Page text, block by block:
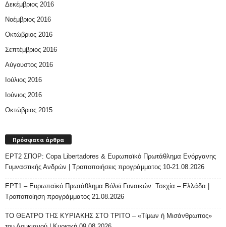
Δεκέμβριος 2016
Νοέμβριος 2016
Οκτώβριος 2016
Σεπτέμβριος 2016
Αύγουστος 2016
Ιούλιος 2016
Ιούνιος 2016
Οκτώβριος 2015
Πρόσφατα άρθρα
ΕΡΤ2 ΣΠΟΡ: Copa Libertadores & Ευρωπαϊκό Πρωτάθλημα Ενόργανης
Γυμναστικής Ανδρών | Τροποποιήσεις προγράμματος 10-21.08.2026
ΕΡΤ1 – Ευρωπαϊκό Πρωτάθλημα Βόλεϊ Γυναικών: Τσεχία – Ελλάδα |
Τροποποίηση προγράμματος 21.08.2026
ΤΟ ΘΕΑΤΡΟ ΤΗΣ ΚΥΡΙΑΚΗΣ ΣΤΟ ΤΡΙΤΟ – «Τίμων ή Μισάνθρωπος»